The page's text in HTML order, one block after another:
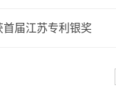
届江苏专利银奖